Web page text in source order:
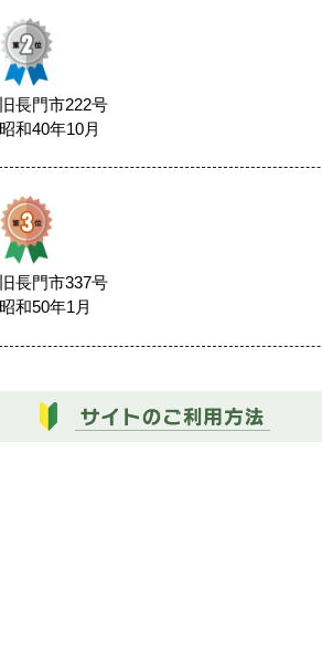
旧長門市222号
昭和40年10月
旧長門市337号
昭和50年1月